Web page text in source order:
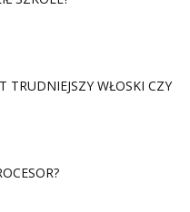
TRUDNIEJSZY WŁOSKI CZY